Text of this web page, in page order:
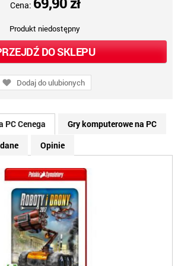
Cena:
Produkt niedostępny
DO SKLEPU
Dodaj do ulubionych
PC Cenega
Gry komputerowe na PC
Opinie